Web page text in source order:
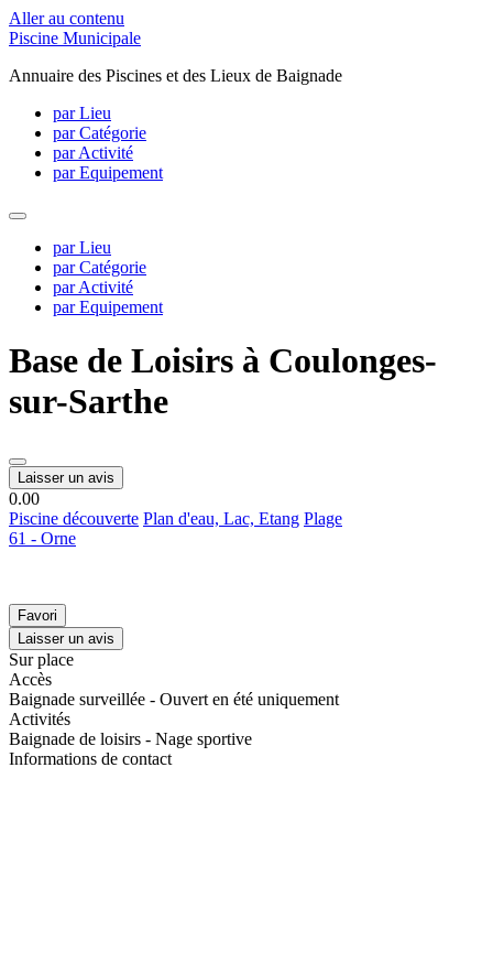
Aller au contenu
Piscine Municipale
Annuaire des Piscines et des Lieux de Baignade
par Lieu
par Catégorie
par Activité
par Equipement
par Lieu
par Catégorie
par Activité
par Equipement
Base de Loisirs à Coulonges-
sur-Sarthe
Laisser un avis
0.00
Piscine découverte Plan d'eau, Lac, Etang Plage
61 - Orne
Favori
Laisser un avis
Sur place
Accès
Baignade surveillée - Ouvert en été uniquement
Activités
Baignade de loisirs - Nage sportive
Informations de contact